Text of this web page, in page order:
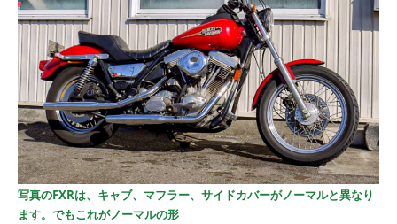
写真のFXRは、キャブ、マフラー、サイドカバーがノーマルと異なり
ます。でもこれがノーマルの形